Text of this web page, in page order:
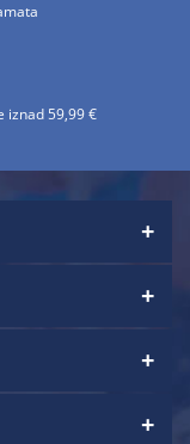
iznad 59,99 €